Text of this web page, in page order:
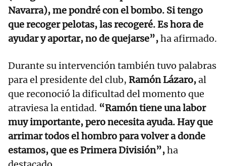
Navarra), me pondré con el bombo. Si tengo
que recoger pelotas, las recogeré. Es hora de
ayudar y aportar, no de quejarse”,ha afirmado.
Durante su intervención también tuvo palabras
para el presidente del club, Ramón Lázaro,al
que reconoció la dificultad del momento que
atraviesa la entidad. “Ramón tiene una labor
muy importante, pero necesita ayuda. Hay que
arrimar todos el hombro para volver a donde
estamos, que es Primera División”,ha